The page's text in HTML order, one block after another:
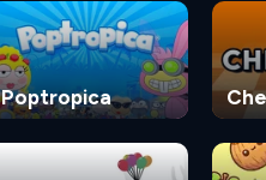
Poptropica